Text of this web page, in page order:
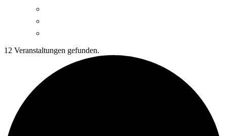
12 Veranstaltungen gefunden.